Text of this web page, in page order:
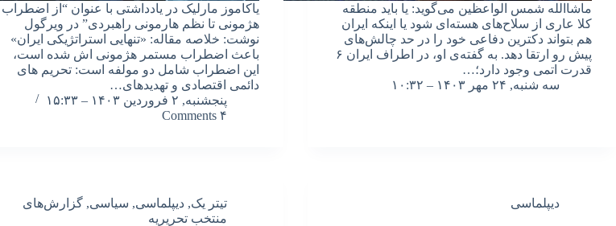
ماشاالله شمس الواعظین می‌گوید: یا باید منطقه
کلا عاری از سلاح‌های هسته‌ای شود یا اینکه ایران
هم بتواند دکترین دفاعی خود را در حد چالش‌های
پیش رو ارتقا دهد. به گفته‌ی او، در اطراف ایران ۶
قدرت اتمی وجود دارد؛…
سه شنبه, ۲۴ مهر ۱۴۰۳ – ۱۰:۳۲
یاکاموز مارلیک در یادداشتی با عنوان “از اضطراب
هژمونی تا نظم هارمونی راهبردی” در ویرگول
نوشت: خلاصه مقاله: «تنهایی استراتژیکی ایران»
باعث اضطراب مستمر هژمونی اش شده است،
این اضطراب شامل دو مولفه است: تحریم های
دائمی اقتصادی و تهدیدهای…
پنجشنبه, ۲ فروردین ۱۴۰۳ – ۱۵:۳۳
۴ Comments
دیپلماسی تیتر یک,دیپلماسی, سیاسی,گزارش‌های
منتخب تحریریه